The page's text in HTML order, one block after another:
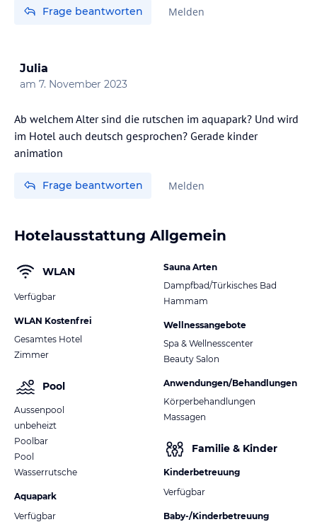
Frage beantworten Melden
Julia
am 7. November 2023
Ab welchem Alter sind die rutschen im aquapark? Und wird
im Hotel auch deutsch gesprochen? Gerade kinder
animation
Frage beantworten Melden
Hotelausstattung Allgemein
WLAN
Verfügbar
WLAN Kostenfrei
Gesamtes Hotel
Zimmer
Pool
Aussenpool
unbeheizt
Poolbar
Pool
Wasserrutsche
Aquapark
Verfügbar
Sauna Arten
Dampfbad/Türkisches Bad
Hammam
Wellnessangebote
Spa & Wellnesscenter
Beauty Salon
Anwendungen/Behandlungen
Körperbehandlungen
Massagen
Familie & Kinder
Kinderbetreuung
Verfügbar
Baby-/Kinderbetreuung